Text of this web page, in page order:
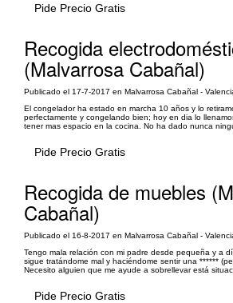
Pide Precio Gratis
Recogida
(Malvarrosa Cabañal)
Publicado el 17-7-2017 en Malvarrosa Cabañal -
El congelador ha estado en marcha 10 años y lo
perfectamente y congelando bien; hoy en dia lo
tener mas espacio en la cocina. No ha dado nunca
Pide Precio Gratis
Recogida de muebles
Cabañal)
Publicado el 16-8-2017 en Malvarrosa Cabañal -
Tengo mala relación con mi padre desde pequeña y a
sigue tratándome mal y haciéndome sentir una ******
Necesito alguien que me ayude a sobrellevar está
Pide Precio Gratis